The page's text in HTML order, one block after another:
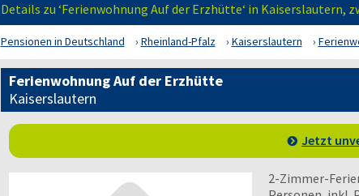
Details zu ‘Ferienwohnung Auf der Erzhütte‘ in
Pensionen in Deutschland Rheinland-Pfalz Kaiserslautern
Ferienwohnung Auf der Erzhütte
Kaiserslautern
Jetzt
2-Zimmer-